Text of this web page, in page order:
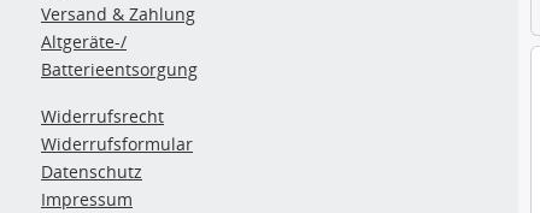
Versand & Zahlung
Altgeräte-/
Batterieentsorgung
Widerrufsrecht
Widerrufsformular
Datenschutz
Impressum